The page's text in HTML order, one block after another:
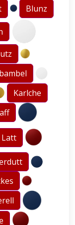
Blunz
Karlche
Latt